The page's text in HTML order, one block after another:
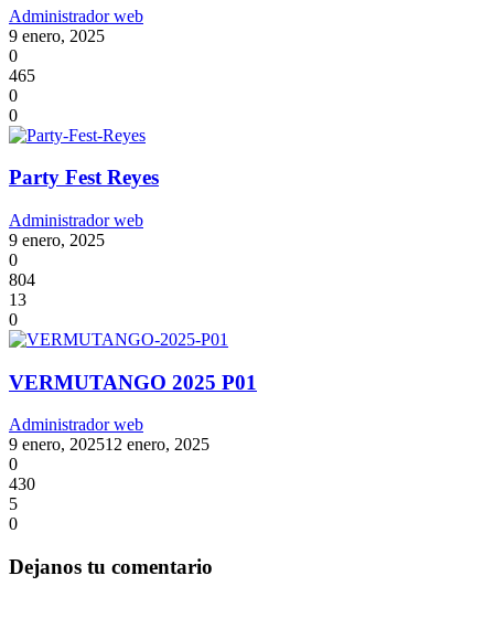
Administrador web
9 enero, 2025
0
465
0
0
Party Fest Reyes
Administrador web
9 enero, 2025
0
804
13
0
VERMUTANGO 2025 P01
Administrador web
9 enero, 202512 enero, 2025
0
430
5
0
Dejanos tu comentario